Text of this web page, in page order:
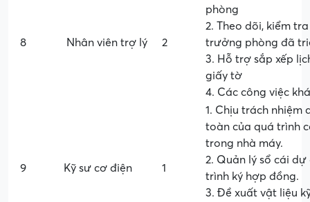
8 Nhân viên trợ lý 2
phòng
2. Theo dõi, kiểm
trưởng phòng đã
3. Hỗ trợ sắp xếp
giấy tờ
4. Các công việc
9 Kỹ sư cơ điện 1
1. Chịu trách nhiệm
toàn của quá trình
trong nhà máy.
2. Quản lý sổ cái
trình ký hợp đồng.
3. Đề xuất vật liệu